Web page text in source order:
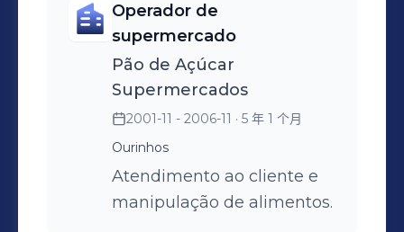
adequado de documentos.
Operador de
supermercado
Pão de Açúcar
Supermercados
2001-11 - 2006-11 · 5 年 1 个月
Ourinhos
Atendimento ao cliente e
manipulação de alimentos.